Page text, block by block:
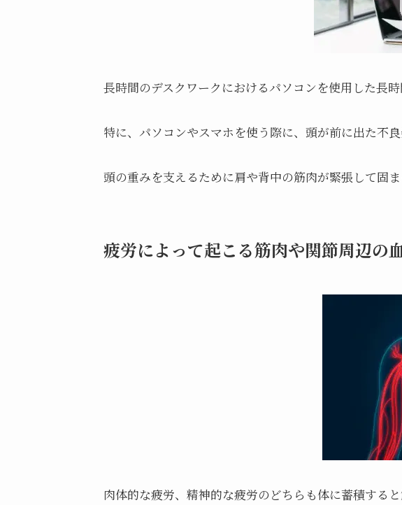
長時間のデスクワークにおけるパソコンを使用した長
特に、パソコンやスマホを使う際に、頭が前に出た不
頭の重みを支えるために肩や背中の筋肉が緊張して固
疲労によって起こる筋肉や関節周辺の
肉体的な疲労、精神的な疲労のどちらも体に蓄積する